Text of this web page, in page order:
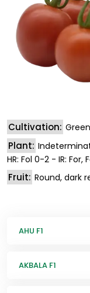
Cultivation:
Plant:
HR: Fol 0-2 - IR: For,
Fruit: Round, dark
AHU F1
AKBALA F1